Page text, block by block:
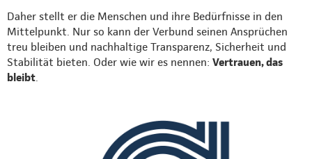
Daher stellt er die Menschen und ihre Bedürfnisse in den
Mittelpunkt. Nur so kann der Verbund seinen Ansprüchen
treu bleiben und nachhaltige Transparenz, Sicherheit und
Stabilität bieten. Oder wie wir es nennen: Vertrauen, das
bleibt